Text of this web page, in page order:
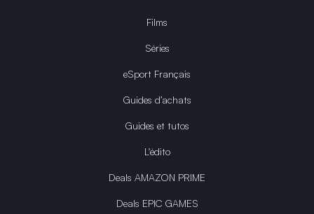
Films
Séries
eSport Français
Guides d’achats
Guides et tutos
L'édito
Deals AMAZON PRIME
Deals EPIC GAMES